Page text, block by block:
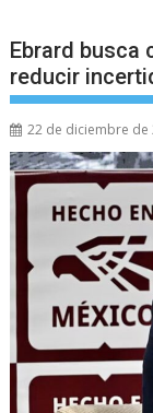
Ebrard busca
reducir
22 de diciembre de